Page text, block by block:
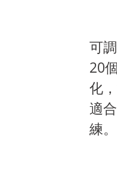
可
20
化
適
練。